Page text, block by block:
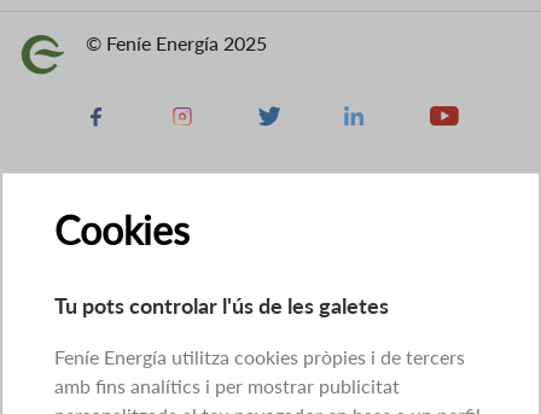
Imatge © Feníe Energía 2025
Facebook Instagram X Linkedin Youtube
Cookies
Tu pots controlar l'ús de les galetes
Feníe Energía utilitza cookies pròpies i de tercers
amb fins analítics i per mostrar publicitat